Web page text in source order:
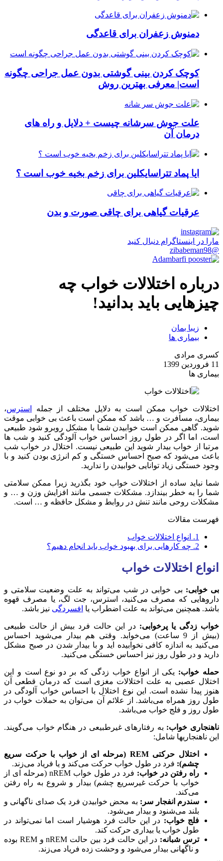
دمنوش زعفران برای قاعدگی
کوچک کردن بینی گوشتی بدون عمل جراحی چگونه
است| معرفی بهترین روش
علت جوش سرشانه چیست + دلایل و راه های
درمان آن
ایا پماد تتراسایکلین برای زخم بخیه خوب است ؟
عرقیات گیاهی برای چاقی صورت و بدن
مارا در اینستاگرام دنبال کنید
@zibabeman98
درباره اختلالات خواب چه
چیزهایی باید بدانید!
زیبا بمان
بیماری ها
کسری مرادی
11 فروردین 1399
بیماری ها
اختلالات خواب ممکن است به دلایل مختلف از جمله استرس،
بیماری، مسافرت و … باشد که ممکن است باعث بی خوابی موقت
شوید. گاهی ممکن است خوابیدن شما با مشکل روبرو شود طبیعی
است، اما اگر در طول روز احساس خواب آلودگی کنید و شب ها
مرتبا از خواب بیدار شوید این طبیعی نیست. اختلال در خواب شب
باعث می‌شود که صبح احساس خستگی و کم انرژی بودن کنید و با
وجود خستگی زیاد توانایی خوابیدن را ندارید.
شما نباید ساده از اختلالات خواب خود بگذرید زیرا ممکن سلامتی
شما را به خطر بیندازد. مشکلات جسمی مانند افزایش وزن و … و
مشکلات روحی مانند تنش در روابط و مشکل حافظه و … است.
فهرست مقالات
1.
انواع اختلالات خواب
2. چه کارهایی برای بهبود خواب باید انجام دهیم؟
انواع اختلالات خواب
بی خوابی: بی خوابی در شب می‌تواند به علت وضعیت سلامتی و
داروهایی که مصرف می‌کنید، استرس، جت لگ، یا مصرف قهوه
باشد. همچنین می‌تواند به علت اضطراب یا افسردگی نیز باشد.
خواب زدگی یا پرخوابی: در این حالت فرد بیش از حالت طبیعی
(بیش از 9 ساعت) می‌خوابد. وقتی هم بیدار می‌شوید احساس
می‌کنید به اندازه کافی نخوابیده اید و با بیدار شدن در صبح مشکل
دارید و در طول روز نیز احساس خستگی می‌کنید.
حمله خواب: یکی از انواع خواب زدگی که بر دو نوع است و این
اختلال عصبی به علت اختلالات مغزی است که درمان قطعی آن
هنوز پیدا نشده است. این نوع اختلال با احساس خواب آلودگی در
طول روز همراه می‌باشد. از علائم آن می‌توان به حملات خواب در
طول روز و فلج خواب می‌باشد.
ناهنجاری خواب: به رفتارهای غیرطبیعی در هنگام خواب می‌گویند.
این ناهنجاریها شامل:
اختلال حرکتی REM (مرحله ای از خواب با حرکت سریع
چشم): فرد در طول خواب حرکت می‌کند و یا فریاد می‌زند.
راه رفتن در خواب:
فرد در طول خواب nREM (مرحله ای از
خواب با حرکت غیرسریع چشم) بیدار و شروع به راه رفتن
می‌کند.
سندرم انفجار سر: به محض خوابیدن فرد یک صدای ناگهانی و
بلند می‌شنود و بیدار می‌شود.
فلج خواب: در این حالت فرد هوشیار است اما نمی‌تواند در
طول خواب یا بیداری حرکت کند.
ترس شبانه:
در این حالت فرد بین حالت nREM و REM بوده
و ناگهانی بیدار می‌شود و وحشت زده فریاد می‌زند.